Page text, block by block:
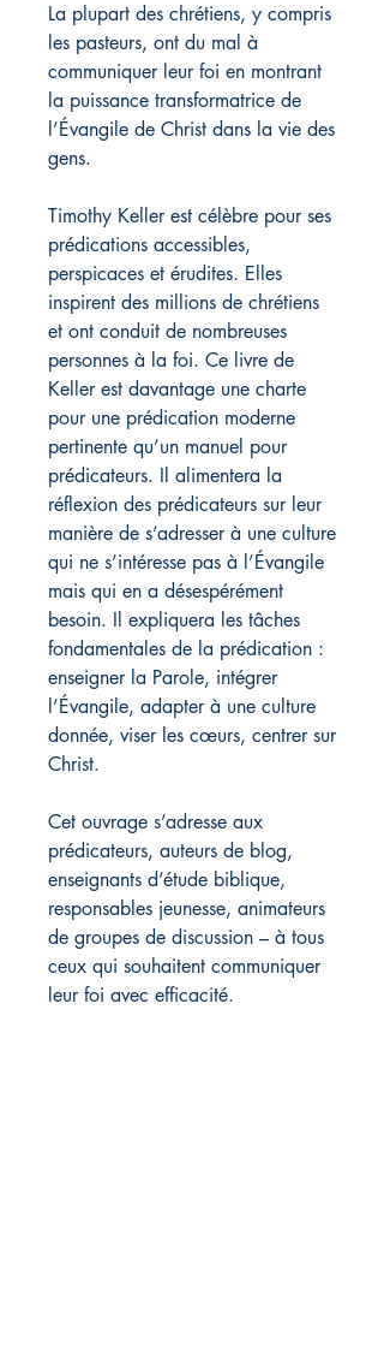
La plupart des chrétiens, y compris
les pasteurs, ont du mal à
communiquer leur foi en montrant
la puissance transformatrice de
l’Évangile de Christ dans la vie des
gens.
Timothy Keller est célèbre pour ses
prédications accessibles,
perspicaces et érudites. Elles
inspirent des millions de chrétiens
et ont conduit de nombreuses
personnes à la foi. Ce livre de
Keller est davantage une charte
pour une prédication moderne
pertinente qu’un manuel pour
prédicateurs. Il alimentera la
réflexion des prédicateurs sur leur
manière de s’adresser à une culture
qui ne s’intéresse pas à l’Évangile
mais qui en a désespérément
besoin. Il expliquera les tâches
fondamentales de la prédication :
enseigner la Parole, intégrer
l’Évangile, adapter à une culture
donnée, viser les cœurs, centrer sur
Christ.
Cet ouvrage s’adresse aux
prédicateurs, auteurs de blog,
enseignants d’étude biblique,
responsables jeunesse, animateurs
de groupes de discussion – à tous
ceux qui souhaitent communiquer
leur foi avec efficacité.